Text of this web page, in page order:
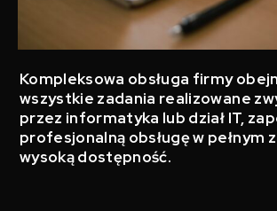
Kompleksowa obsługa firmy
wszystkie zadania realizowane
przez informatyka lub dział IT,
profesjonalną obsługę w pełnym
wysoką dostępność.